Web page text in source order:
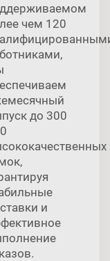
чем 120
до 300
и